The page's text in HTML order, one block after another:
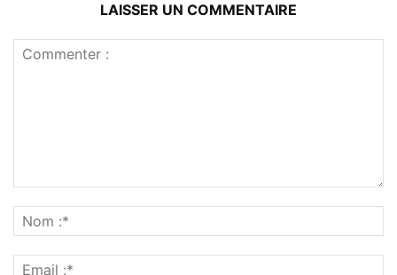
LAISSER UN COMMENTAIRE